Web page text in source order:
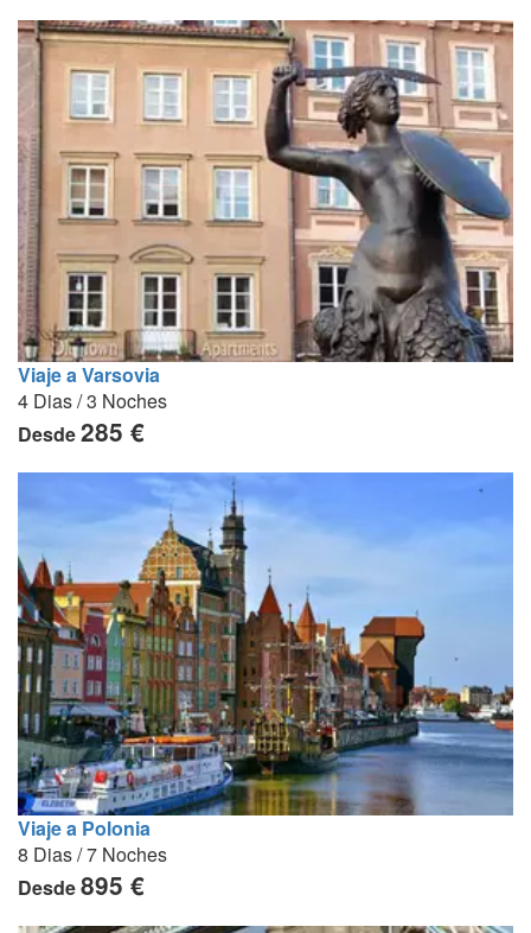
Viaje a Varsovia
4 Dias / 3 Noches
Desde285 €
Viaje a Polonia
8 Dias / 7 Noches
Desde895 €